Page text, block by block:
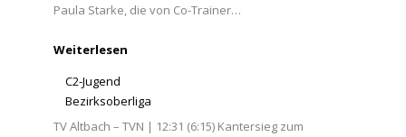
Paula Starke, die von Co-Trainer…
Weiterlesen
C2-Jugend
Bezirksoberliga
TV Altbach – TVN | 12:31 (6:15) Kantersieg zum